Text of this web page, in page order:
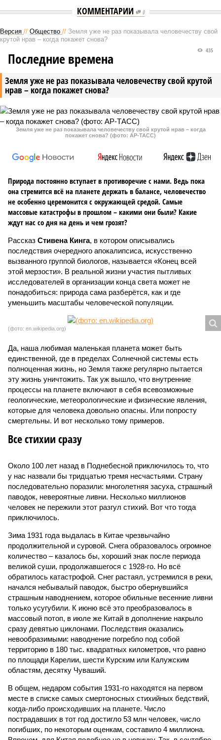
КОММЕНТАРИИ 0
Версия // Общество // Земля уже не раз показывала человечеству свой
крутой нрав – когда покажет снова?
Земля уже не раз показывала человечеству свой крутой
нрав – когда покажет снова?
435
Последние времена
Земля уже не раз показывала человечеству свой крутой нрав – когда
покажет снова? (фото: АР-ТАСС)
Природа постоянно вступает в противоречие с нами. Ведь пока
она стремится всё на планете держать в балансе, человечество
не особенно церемонится с окружающей средой. Самые
массовые катастрофы в прошлом – какими они были? Какие
ждут нас со дня на день и чем грозят?
Рассказ Стивена Кинга, в котором описывались
последствия очередного апокалипсиса, искусственно
вызванного группой биологов, называется «Конец всей
этой мерзости». В реальной жизни участия пытливых
исследователей в организации конца света может не
понадобиться: природа сама разберётся, как и где
уменьшить масштабы человеческой популяции.
(фото: en.wikipedia.org)
Да, наша любимая маленькая планета может быть
единственной, где в пределах Солнечной системы есть
полноценная жизнь, но Земля также регулярно пытается
эту жизнь уничтожить. Так уж вышло, что внутренние
процессы на планете включают в себя всевозможные
геологические, метеорологические и физические явления,
которые для человека довольно опасны. Или попросту
смертельны. И вот несколько тому примеров.
Все стихии сразу
Около 100 лет назад в Поднебесной приключилось то, что
у нас назвали бы тридцатью тремя несчастьями. Страну
последовательно поразили: многолетняя засуха, страшный
паводок, невероятные ливни. Несколько миллионов
человек не пережили этот разгул стихий. Вот что тогда
приключилось.
Зима 1931 года выдалась в Китае чрезвычайно
продолжительной и суровой. Снега образовалось огромное
количество – казалось бы, хороший знак после периода
великой суши, продолжавшегося с 1928-го. Но всё
обратилось катастрофой. Снег растаял, устремился в реки,
начался небывалый паводок, быстро обернувшийся
страшным наводнением, которое обильные весенние ливни
только усугубили. К июню всё это преобразовалось в
массовый потоп, в июле же Китай в дополнение накрыло
сразу девятью циклонами. Последствия оказались
невообразимыми: наводнение погребло под собой
территорию в 180 тыс. квадратных километров, что равно
по площади Карелии, шести Курским или Калужским
областям, десятку Чуваший.
В общем, недаром события 1931-го находятся на первом
месте в списке самых смертоносных стихийных бедствий,
когда-либо происходивших на планете. Число
пострадавших в тот год достигло 53 млн человек, число
погибших, по некоторым оценкам, составило 4 миллиона.